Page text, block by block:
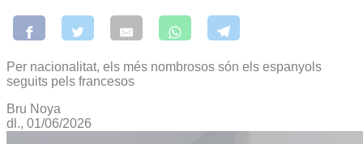
Per nacionalitat, els més nombrosos són els espanyols
seguits pels francesos
Bru Noya
dl., 01/06/2026